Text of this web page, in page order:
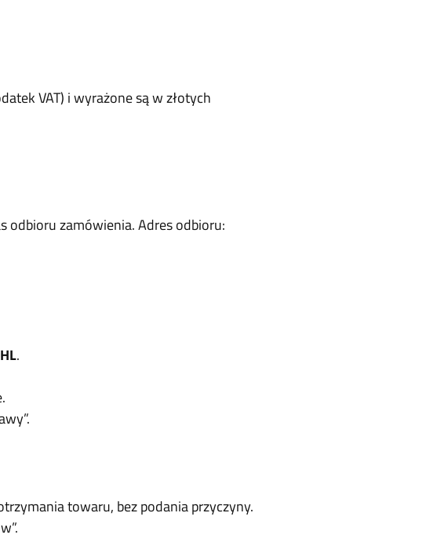
VAT) i wyrażone są w złotych
odbioru zamówienia. Adres odbioru:
.
towaru, bez podania przyczyny.